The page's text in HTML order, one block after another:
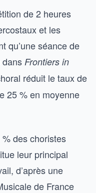
de 2 heures
et les
qu’une séance de
Frontiers in
réduit le taux de
25 % en moyenne
des choristes
leur principal
d’après une
de France